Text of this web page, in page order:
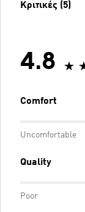
Κριτικές (5)
4.8
Comfort
Uncomfortable
Quality
Poor